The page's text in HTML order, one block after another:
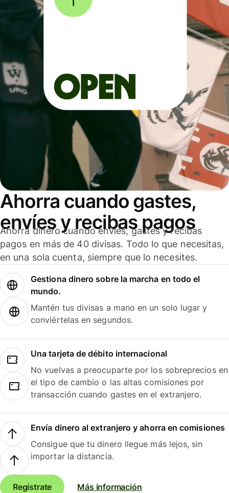
Ahorra cuando gastes,
envíes y recibas pagos
Ahorra dinero cuando envíes, gastes y recibas
pagos en más de 40 divisas. Todo lo que necesitas,
en una sola cuenta, siempre que lo necesites.
Gestiona dinero sobre la marcha en todo el
mundo.
Mantén tus divisas a mano en un solo lugar y
conviértelas en segundos.
Una tarjeta de débito internacional
No vuelvas a preocuparte por los sobreprecios en
el tipo de cambio o las altas comisiones por
transacción cuando gastes en el extranjero.
Envía dinero al extranjero y ahorra en comisiones
Consigue que tu dinero llegue más lejos, sin
importar la distancia.
Regístrate Más información